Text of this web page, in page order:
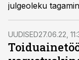
julgeoleku
kirjutab toiduliidu
UUDISED27.06.22,